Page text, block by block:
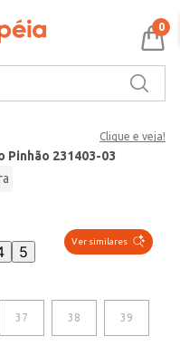
0
Clique e veja!
Pinhão 231403-03
Ver similares
5
37 38 39